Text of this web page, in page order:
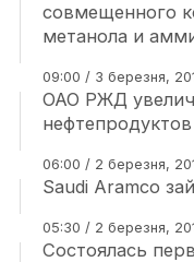
совмещенного
метанола и
09:00 / 3 березня,
ОАО РЖД
06:00 / 2 березня,
Saudi Aramco
05:30 / 2 березня,
Состоялась